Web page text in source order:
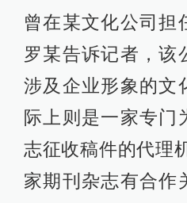
曾在某文化公司担
罗某告诉记者，该
涉及企业形象的文
际上则是一家专门
志征收稿件的代理
家期刊杂志有合作